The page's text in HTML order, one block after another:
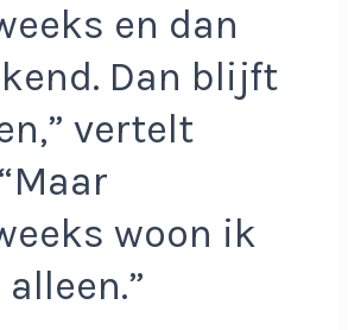
en dan
Dan blijft
vertelt
woon ik